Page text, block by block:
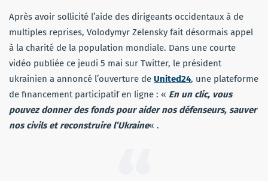
Après avoir sollicité l’aide des dirigeants occidentaux à de
multiples reprises, Volodymyr Zelensky fait désormais appel
à la charité de la population mondiale. Dans une courte
vidéo publiée ce jeudi 5 mai sur Twitter, le président
ukrainien a annoncé l’ouverture de United24, une plateforme
de financement participatif en ligne : « En un clic, vous
pouvez donner des fonds pour aider nos défenseurs, sauver
nos civils et reconstruire l’Ukraine« .